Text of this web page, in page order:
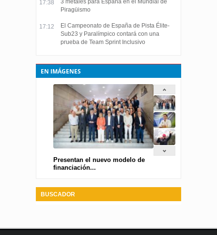
17:38
3 metales para España en el Mundial de
Piragüismo
17:12
El Campeonato de España de Pista Élite-
Sub23 y Paralímpico contará con una
prueba de Team Sprint Inclusivo
EN IMÁGENES
Presentan el nuevo modelo de
financiación...
BUSCADOR